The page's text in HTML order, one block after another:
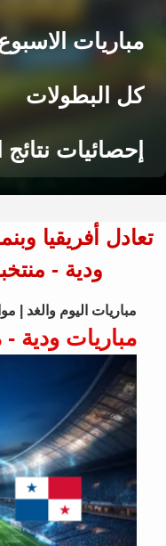
مباريات
كل البطولات
إحصائيات
ودية - منتخبات 27
مباريات اليوم والغد |
مباريات ودية